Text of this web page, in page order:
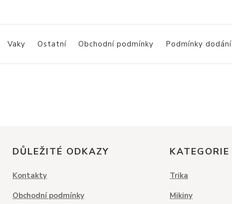
Vaky Ostatní Obchodní podmínky Podmínky dodání
DŮLEŽITÉ ODKAZY
Kontakty
Obchodní podmínky
KATEGORIE
Trika
Mikiny